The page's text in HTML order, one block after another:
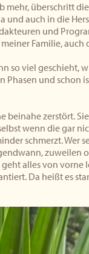
überschritt
und auch in die
und
Familie,
so viel geschieht,
und schon
zerstört.
wenn die gar
schmerzt. Wer
zuweilen
alles von vorne
Da heißt es